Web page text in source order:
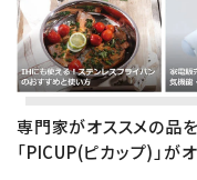
専門家がオススメの品
「PICUP(ピカップ)」が